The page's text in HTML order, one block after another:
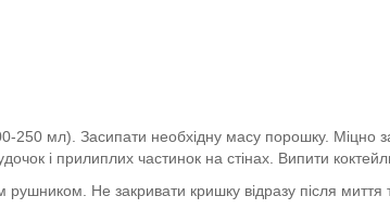
250 мл). Засипати необхідну масу порошку. Міцно
і прилиплих частинок на стінах. Випити
рушником. Не закривати кришку відразу після